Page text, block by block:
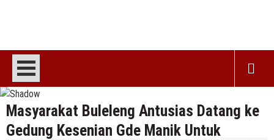
Masyarakat Buleleng Antusias Datang ke
Gedung Kesenian Gde Manik Untuk